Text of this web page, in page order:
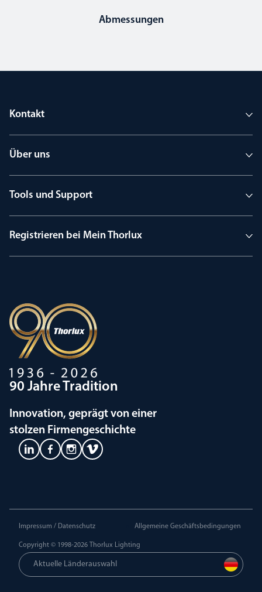
Abmessungen
Kontakt
Über uns
Tools und Support
Registrieren bei Mein Thorlux
90 Jahre Tradition
Innovation, geprägt von einer
stolzen Firmengeschichte
Impressum / Datenschutz Allgemeine Geschäftsbedingungen
Copyright © 1998-2026 Thorlux Lighting
Aktuelle Länderauswahl